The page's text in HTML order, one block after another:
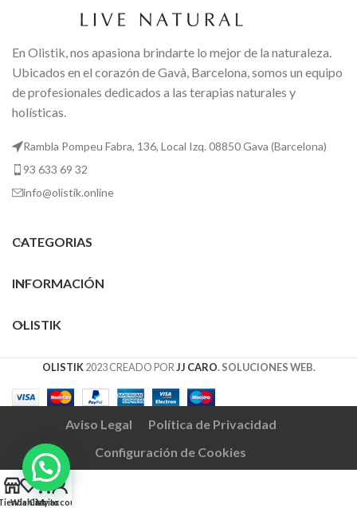
En Olistik, nos apasiona brindarte lo mejor de la naturaleza.
Ubicados en el corazón de Gavà, Barcelona, somos un equipo
de profesionales dedicados a las terapias naturales y
holísticas.
Rambla Pompeu Fabra, 136, Local Izq. 08850 Gava (Barcelona)
93 633 69 32
info@olistik.online
CATEGORIAS
INFORMACIÓN
OLISTIK
OLISTIK 2023 CREADO PORJJ CARO. SOLUCIONES WEB.
Wishlist
0
Carrito
My account
Aviso Legal
Política de Privacidad
Configuración de Cookies